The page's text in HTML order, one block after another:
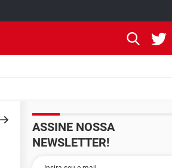
ASSINE NOSSA
NEWSLETTER!